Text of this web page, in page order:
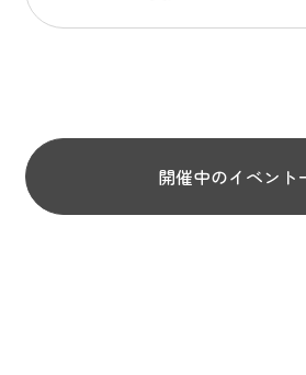
開催中のイベント